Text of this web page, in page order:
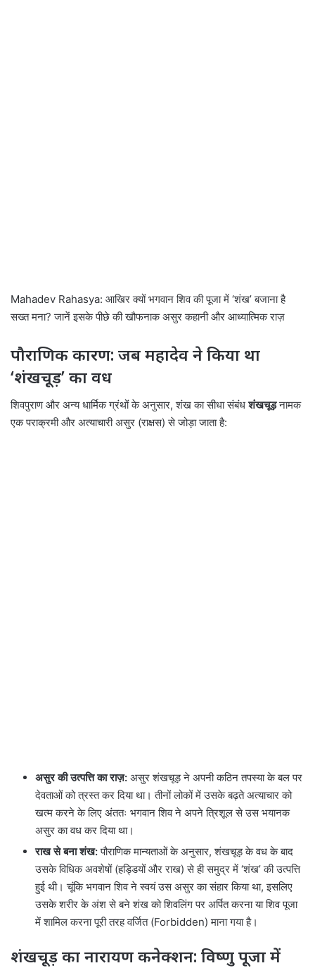
Mahadev Rahasya: आखिर क्यों भगवान शिव की पूजा में ‘शंख’ बजाना है
सख्त मना? जानें इसके पीछे की खौफनाक असुर कहानी और आध्यात्मिक राज़
पौराणिक कारण: जब महादेव ने किया था
‘शंखचूड़’ का वध
शिवपुराण और अन्य धार्मिक ग्रंथों के अनुसार, शंख का सीधा संबंधशंखचूड़नामक
एक पराक्रमी और अत्याचारी असुर (राक्षस) से जोड़ा जाता है:
असुर की उत्पत्ति का राज़: असुर शंखचूड़ ने अपनी कठिन तपस्या के बल पर
देवताओं को त्रस्त कर दिया था। तीनों लोकों में उसके बढ़ते अत्याचार को
खत्म करने के लिए अंततः भगवान शिव ने अपने त्रिशूल से उस भयानक
असुर का वध कर दिया था।
राख से बना शंख:पौराणिक मान्यताओं के अनुसार, शंखचूड़ के वध के बाद
उसके विधिक अवशेषों (हड्डियों और राख) से ही समुद्र में ‘शंख’ की उत्पत्ति
हुई थी। चूंकि भगवान शिव ने स्वयं उस असुर का संहार किया था, इसलिए
उसके शरीर के अंश से बने शंख को शिवलिंग पर अर्पित करना या शिव पूजा
में शामिल करना पूरी तरह वर्जित (Forbidden) माना गया है।
शंखचूड़ का नारायण कनेक्शन: विष्णु पूजा में